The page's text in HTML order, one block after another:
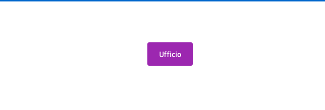
Ufficio